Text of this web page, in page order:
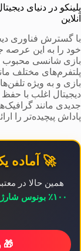
پلینکو در دنیای
آنلاین
با گسترش فناوری
خود را به این عرصه
بازی شانسی محبوب
پلتفرم‌های مختلف
بازی و به ویژه
دیجیتال اغلب با
جدیدی مانند
پاداش پیچیده‌تر را
🚀 آماده
همین حالا در
۱۰۰٪ بونوس شارژ اولیه رایگان
🎁